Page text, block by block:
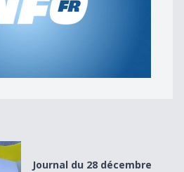
Journal du 28 décembre